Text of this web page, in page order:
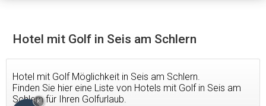
Hotel mit Golf in Seis am Schlern
Hotel mit Golf Möglichkeit in Seis am Schlern.
Finden Sie hier eine Liste von Hotels mit Golf in Seis am
Schlern für Ihren Golfurlaub.
×